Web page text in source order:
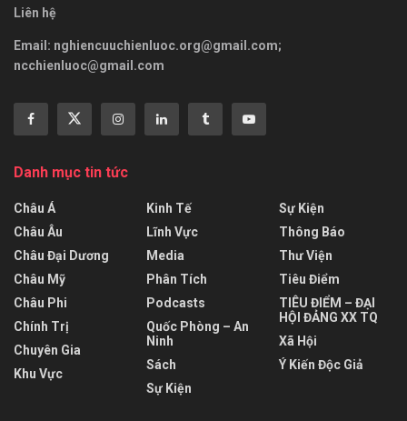
Liên hệ
Email: nghiencuuchienluoc.org@gmail.com;
ncchienluoc@gmail.com
Danh mục tin tức
Châu Á
Châu Âu
Châu Đại Dương
Châu Mỹ
Châu Phi
Chính Trị
Chuyên Gia
Khu Vực
Kinh Tế
Lĩnh Vực
Media
Phân Tích
Podcasts
Quốc Phòng – An
Ninh
Sách
Sự Kiện
Sự Kiện
Thông Báo
Thư Viện
Tiêu Điểm
TIÊU ĐIỂM – ĐẠI
HỘI ĐẢNG XX TQ
Xã Hội
Ý Kiến Độc Giả